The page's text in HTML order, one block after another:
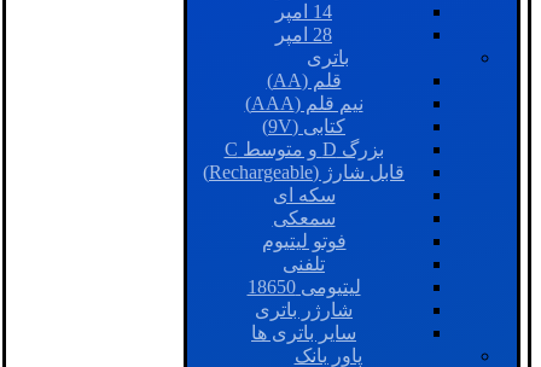
14 امپر
28 امپر
باتری
قلم (AA)
نیم قلم (AAA)
کتابی (9V)
بزرگ D و متوسط C
قابل شارژ (Rechargeable)
سکه ای
سمعکی
فوتو لیتیوم
تلفنی
لیتیومی 18650
شارژر باتری
سایر باتری ها
پاور بانک